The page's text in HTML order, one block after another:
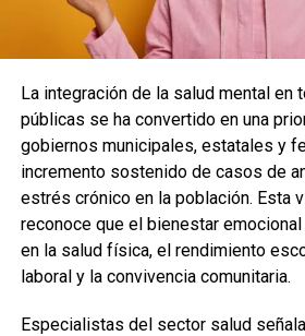
La integración de la salud mental en
públicas se ha convertido en una
gobiernos municipales, estatales y
incremento sostenido de casos de
estrés crónico en la población. Esta
reconoce que el bienestar
en la salud física, el rendimiento
laboral y la convivencia comunitaria.
Especialistas del sector salud